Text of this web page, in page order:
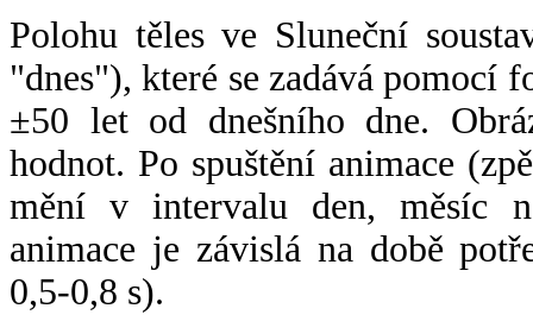
Polohu těles ve Sluneční
"dnes"), které se zadává pomocí
±50 let od dnešního dne.
hodnot. Po spuštění animace
mění v intervalu den, měsíc
animace je závislá na době
0,5-0,8 s).